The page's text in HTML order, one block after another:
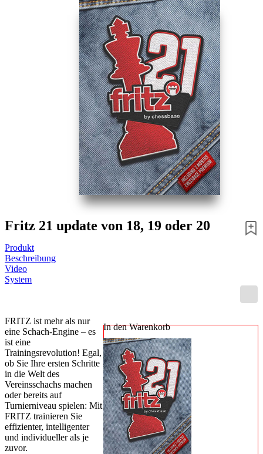
Fritz 21 update von 18, 19 oder 20
Produkt
Beschreibung
Video
System
In den Warenkorb
FRITZ ist mehr als nur
eine Schach-Engine – es
ist eine
Trainingsrevolution! Egal,
ob Sie Ihre ersten Schritte
in die Welt des
Vereinsschachs machen
oder bereits auf
Turnierniveau spielen: Mit
FRITZ trainieren Sie
effizienter, intelligenter
und individueller als je
zuvor.